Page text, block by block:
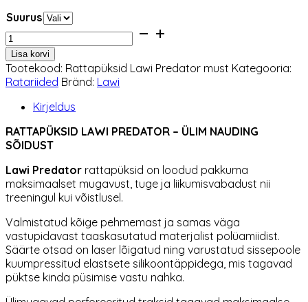
Suurus
Rattapüksid
Lawi
Predator
must
kogus
Lisa korvi
Tootekood: Rattapüksid Lawi Predator must Kategooria:
Ratariided Bränd: Lawi
Kirjeldus
RATTAPÜKSID LAWI PREDATOR – ÜLIM NAUDING
SÕIDUST
Lawi Predator rattapüksid on loodud pakkuma
maksimaalset mugavust, tuge ja liikumisvabadust nii
treeningul kui võistlusel.
Valmistatud kõige pehmemast ja samas väga
vastupidavast taaskasutatud materjalist polüamiidist.
Säärte otsad on laser lõigatud ning varustatud sissepoole
kuumpressitud elastsete silikoontäppidega, mis tagavad
püktse kinda püsimise vastu nahka.